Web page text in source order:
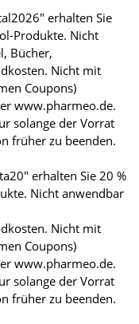
erhalten Sie
Produkte. Nicht
Bücher,
Nicht mit
Coupons)
www.pharmeo.de.
solange der Vorrat
früher zu beenden.
erhalten Sie 20 %
Nicht anwendbar
Nicht mit
Coupons)
www.pharmeo.de.
solange der Vorrat
früher zu beenden.